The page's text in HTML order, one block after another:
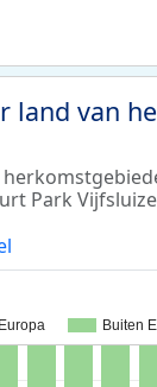
land van
Park
Europa Buiten